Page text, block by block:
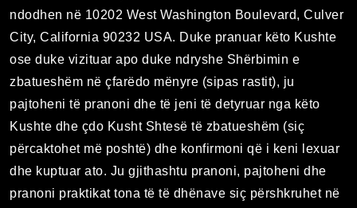
ndodhen në 10202 West Washington Boulevard, Culver
City, California 90232 USA. Duke pranuar këto Kushte
ose duke vizituar apo duke ndryshe Shërbimin e
zbatueshëm në çfarëdo mënyre (sipas rastit), ju
pajtoheni të pranoni dhe të jeni të detyruar nga këto
Kushte dhe çdo Kusht Shtesë të zbatueshëm (siç
përcaktohet më poshtë) dhe konfirmoni që i keni lexuar
dhe kuptuar ato. Ju gjithashtu pranoni, pajtoheni dhe
pranoni praktikat tona të të dhënave siç përshkruhet në